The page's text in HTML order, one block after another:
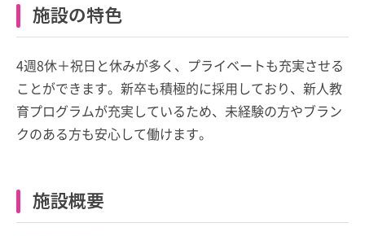
施設の特色
4週8休＋祝日と休みが多く、プライベートも充実させる
ことができます。新卒も積極的に採用しており、新人教
育プログラムが充実しているため、未経験の方やブラン
クのある方も安心して働けます。
施設概要